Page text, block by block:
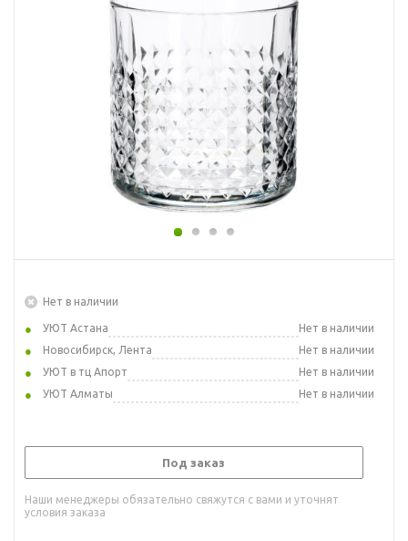
Нет в наличии
УЮТ Астана
Нет в наличии
Новосибирск, Лента
Нет в наличии
УЮТ в тц Апорт
Нет в наличии
УЮТ Алматы
Нет в наличии
Под заказ
Наши менеджеры обязательно свяжутся с вами и уточнят
условия заказа